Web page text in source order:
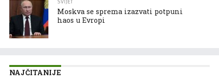
SVIJET
Moskva se sprema izazvati potpuni
haos u Evropi
NAJČITANIJE